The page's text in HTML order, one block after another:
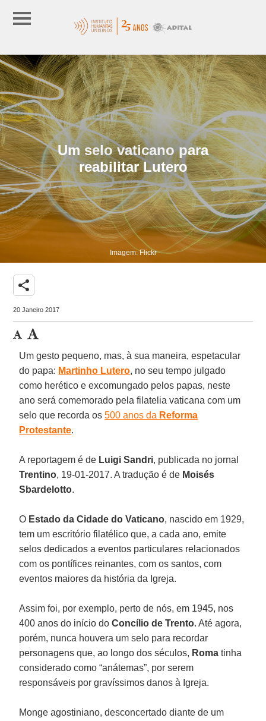
Um selo vaticano para
reabilitar Lutero
Imagem: Flickr
share
20 Janeiro 2017
Um gesto pequeno, mas, à sua maneira, espetacular
do papa: Martinho Lutero, no seu tempo julgado
como herético e excomungado pelos papas, neste
ano será comemorado pela filatelia vaticana com um
selo que recorda os500 anos da Reforma
Protestante.
A reportagem é de Luigi Sandri, publicada no jornal
Trentino, 19-01-2017. A tradução é de Moisés
Sbardelotto.
O Estado da Cidade do Vaticano, nascido em 1929,
tem um escritório filatélico que, a cada ano, emite
selos dedicados a eventos particulares relacionados
com os pontífices reinantes, com os santos, com
eventos maiores da história da Igreja.
Assim foi, por exemplo, perto de nós, em 1945, nos
400 anos do início doConcílio de Trento. Até agora,
porém, nunca houvera um selo para recordar
personagens que, ao longo dos séculos, Roma tinha
considerado como “anátemas”, por serem
responsáveis por gravíssimos danos à Igreja.
Monge agostiniano, desconcertado diante de um